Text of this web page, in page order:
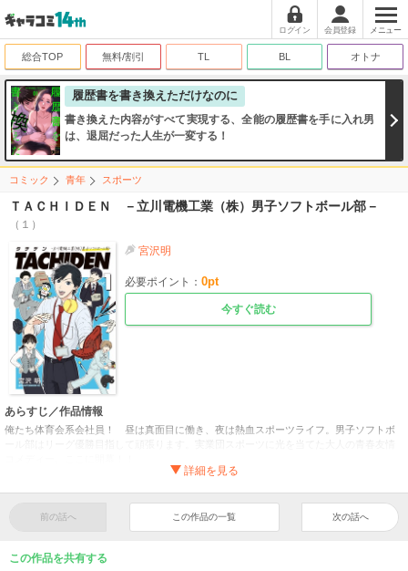
ログイン 会員登録 メニュー
総合TOP 無料/割引 TL BL オトナ
履歴書を書き換えただけなのに
書き換えた内容がすべて実現する、全能の履歴書を手に入れ男
は、退屈だった人生が一変する！
コミック 青年 スポーツ
ＴＡＣＨＩＤＥＮ －立川電機工業（株）男子ソフトボール部－
（１）
宮沢明
必要ポイント：0pt
今すぐ読む
あらすじ／作品情報
俺たち体育会系会社員！ 昼は真面目に働き、夜は熱血スポーツライフ。男子ソフトボ
ール部はリーグ優勝目指して頑張ります。実業団スポーツに光を当てた大人の青春友情
タイトル
（１）
ジャンル 青年
前の話へ この作品の一覧 次の話へ
この作品を共有する